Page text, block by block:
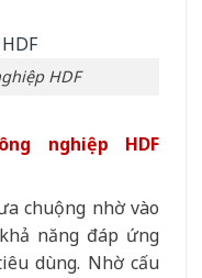
HDF
nghiệp HDF
chuộng nhờ vào
năng đáp ứng
dùng. Nhờ cấu